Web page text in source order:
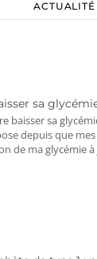
ACTUALITÉ
sa
baisser sa
depuis que
de ma glycémie à